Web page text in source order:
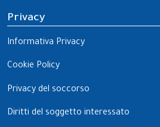
Privacy
Informativa Privacy
Cookie Policy
Privacy del soccorso
Diritti del soggetto interessato